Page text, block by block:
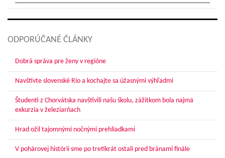
ODPORÚČANÉ ČLÁNKY
Dobrá správa pre ženy v regióne
Navštívte slovenské Rio a kochajte sa úžasnými výhľadmi
Študenti z Chorvátska navštívili našu školu, zážitkom bola najmä
exkurzia v železiarňach
Hrad ožil tajomnými nočnými prehliadkami
V pohárovej histórii sme po tretíkrát ostali pred bránami finále